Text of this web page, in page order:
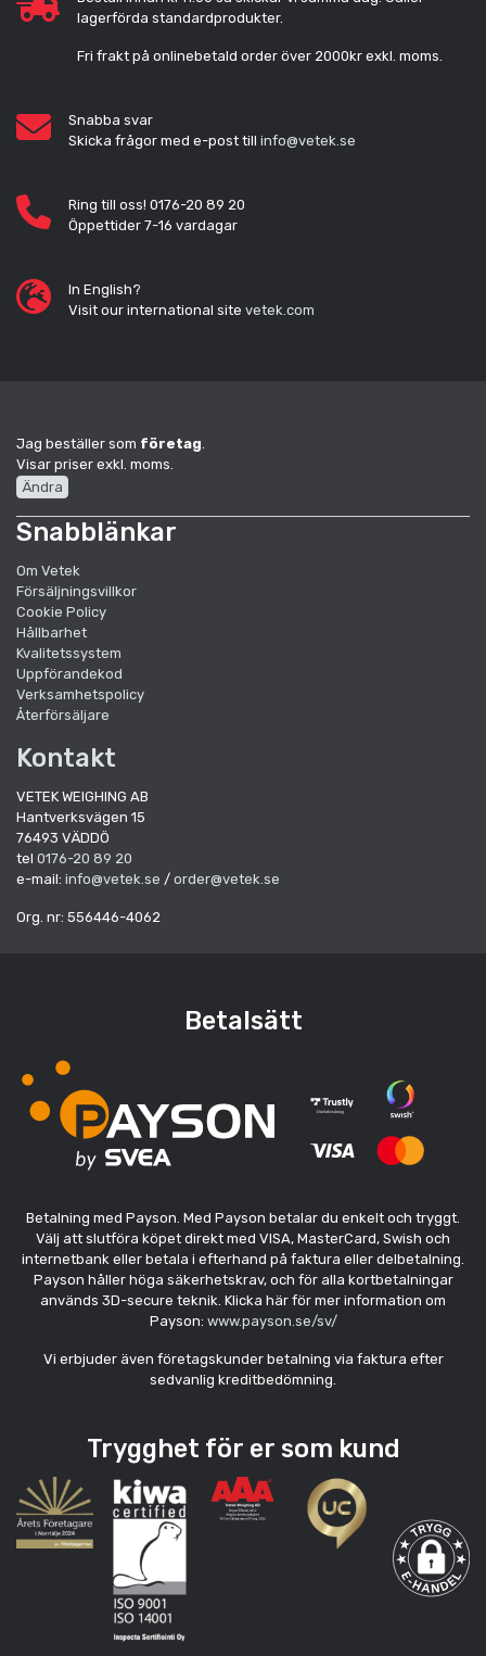
lagerförda standardprodukter.
Fri frakt på onlinebetald order över 2000kr exkl. moms.
Snabba svar
Skicka frågor med e-post till info@vetek.se
Ring till oss! 0176-20 89 20
Öppettider 7-16 vardagar
In English?
Visit our international site vetek.com
Jag beställer som företag.
Visar priser exkl. moms.
Ändra
Snabblänkar
Om Vetek
Försäljningsvillkor
Cookie Policy
Hållbarhet
Kvalitetssystem
Uppförandekod
Verksamhetspolicy
Återförsäljare
Kontakt
VETEK WEIGHING AB
Hantverksvägen 15
76493 VÄDDÖ
tel 0176-20 89 20
e-mail: info@vetek.se / order@vetek.se
Org. nr: 556446-4062
Betalsätt
Betalning med Payson. Med Payson betalar du enkelt och tryggt.
Välj att slutföra köpet direkt med VISA, MasterCard, Swish och
internetbank eller betala i efterhand på faktura eller delbetalning.
Payson håller höga säkerhetskrav, och för alla kortbetalningar
används 3D-secure teknik. Klicka här för mer information om
Payson: www.payson.se/sv/
Vi erbjuder även företagskunder betalning via faktura efter
sedvanlig kreditbedömning.
Trygghet för er som kund